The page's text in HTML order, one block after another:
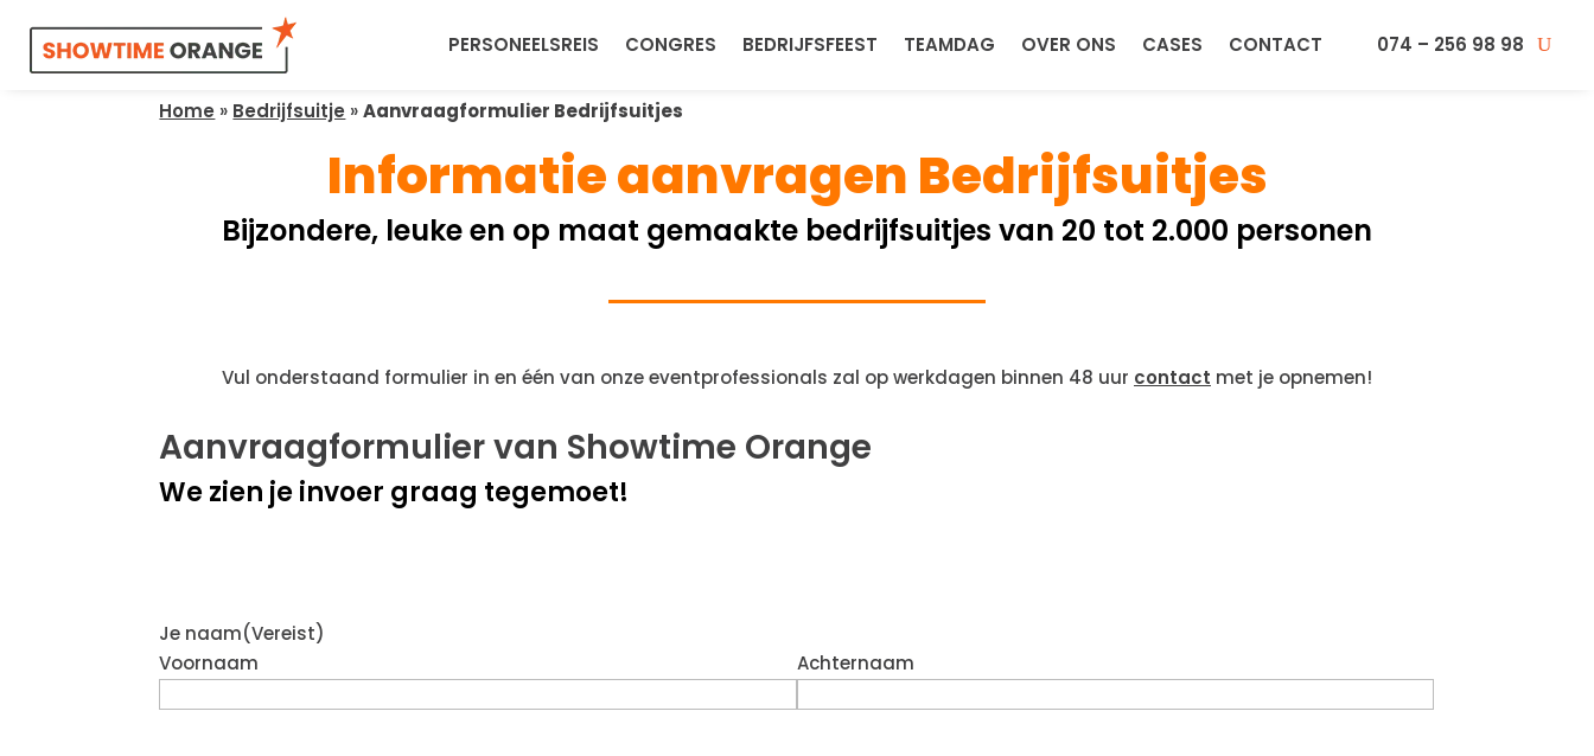
PERSONEELSREIS CONGRES BEDRIJFSFEEST TEAMDAG OVER ONS CASES CONTACT 074 – 256 98 98
Home » Bedrijfsuitje »Aanvraagformulier Bedrijfsuitjes
Informatie aanvragen Bedrijfsuitjes
Bijzondere, leuke en op maat gemaakte bedrijfsuitjes van 20 tot 2.000 personen
Vul onderstaand formulier in en één van onze eventprofessionals zal op werkdagen binnen 48 uur contact met je opnemen!
Aanvraagformulier van Showtime Orange
We zien je invoer graag tegemoet!
Je naam(Vereist)
Voornaam
Achternaam